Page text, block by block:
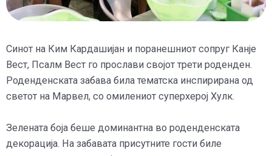
Синот на Ким Кардашијан и поранешниот сопруг Канје
Вест, Псалм Вест го прослави својот трети роденден.
Роденденската забава била тематска инспирирана од
светот на Марвел, со омилениот суперхерој Хулк.
Зелената боја беше доминантна во роденденската
декорација. На забавата присутните гости биле